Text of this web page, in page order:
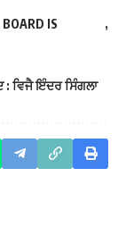
IS
: ਵਿਜੈ ਇੰਦਰ ਸਿੰਗਲਾ